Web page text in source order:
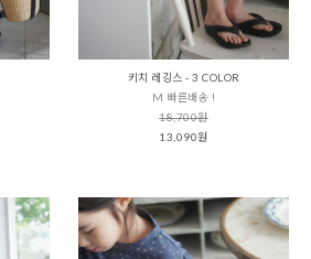
키치 레깅스 - 3 COLOR
M 빠른배송 !
18,700원
13,090원